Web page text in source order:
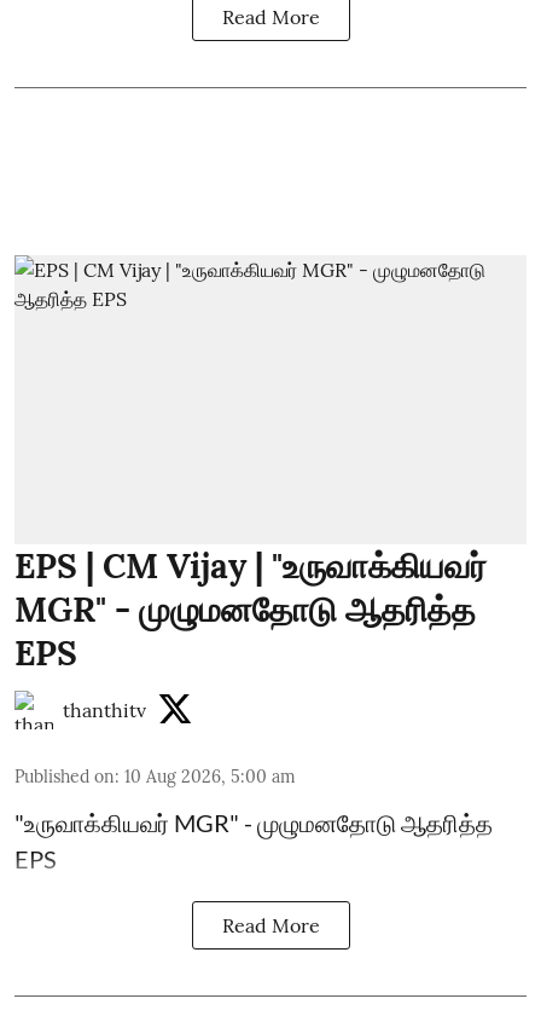
Read More
EPS | CM Vijay | "உருவாக்கியவர்
MGR" - முழுமனதோடு ஆதரித்த
EPS
thanthitv
Published on: 10 Aug 2026, 5:00 am
"உருவாக்கியவர் MGR" - முழுமனதோடு ஆதரித்த
EPS
Read More